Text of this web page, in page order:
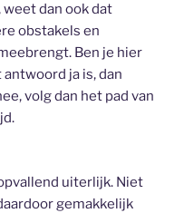
weet dan ook dat
obstakels en
Ben je hier
ja is, dan
volg dan het pad van
uiterlijk. Niet
gemakkelijk